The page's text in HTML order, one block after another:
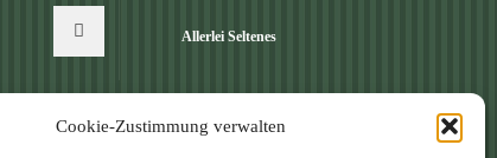
Cookie-Zustimmung verwalten
Allerlei Seltenes